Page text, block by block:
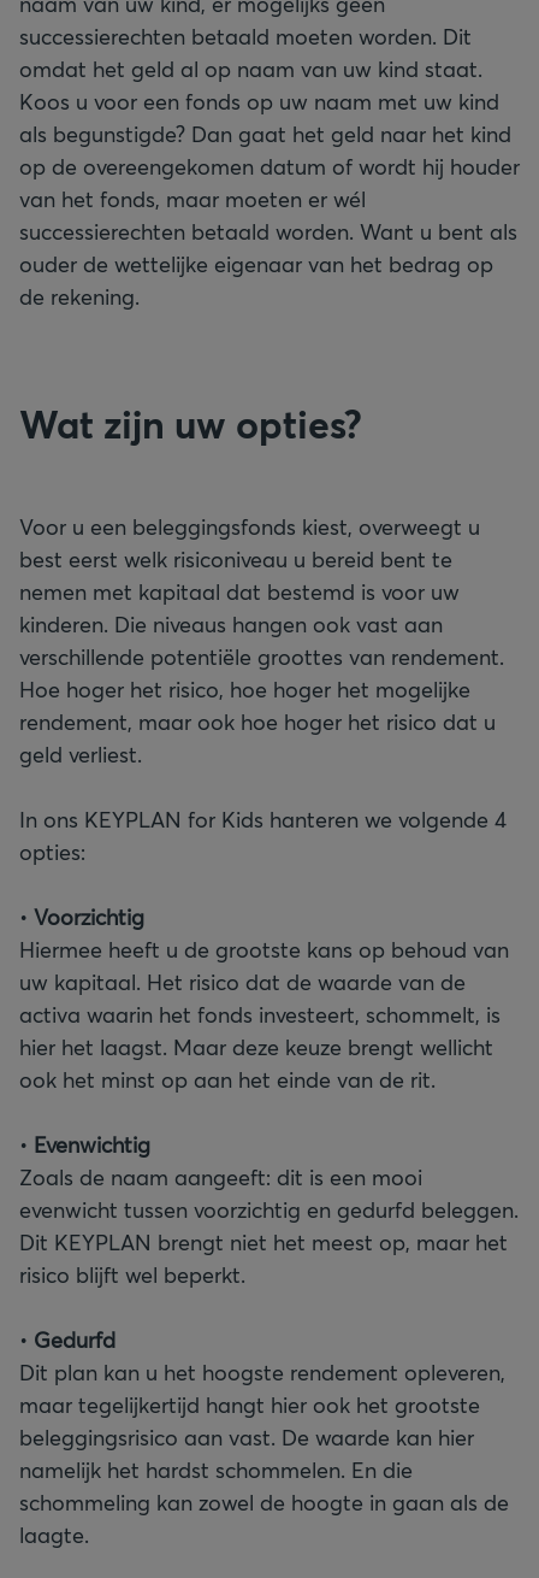
successierechten betaald moeten worden. Dit
omdat het geld al op naam van uw kind staat.
Koos u voor een fonds op uw naam met uw kind
als begunstigde? Dan gaat het geld naar het kind
op de overeengekomen datum of wordt hij houder
van het fonds, maar moeten er wél
successierechten betaald worden. Want u bent als
ouder de wettelijke eigenaar van het bedrag op
de rekening.
Wat zijn uw opties?
Voor u een beleggingsfonds kiest, overweegt u
best eerst welk risiconiveau u bereid bent te
nemen met kapitaal dat bestemd is voor uw
kinderen. Die niveaus hangen ook vast aan
verschillende potentiële groottes van rendement.
Hoe hoger het risico, hoe hoger het mogelijke
rendement, maar ook hoe hoger het risico dat u
geld verliest.
In ons KEYPLAN for Kids hanteren we volgende 4
opties:
• Voorzichtig
Hiermee heeft u de grootste kans op behoud van
uw kapitaal. Het risico dat de waarde van de
activa waarin het fonds investeert, schommelt, is
hier het laagst. Maar deze keuze brengt wellicht
ook het minst op aan het einde van de rit.
•
Zoals de naam aangeeft: dit is een mooi
evenwicht tussen voorzichtig en gedurfd beleggen.
Dit KEYPLAN brengt niet het meest op, maar het
risico blijft wel beperkt.
• Gedurfd
Dit plan kan u het hoogste rendement opleveren,
maar tegelijkertijd hangt hier ook het grootste
beleggingsrisico aan vast. De waarde kan hier
namelijk het hardst schommelen. En die
schommeling kan zowel de hoogte in gaan als de
laagte.